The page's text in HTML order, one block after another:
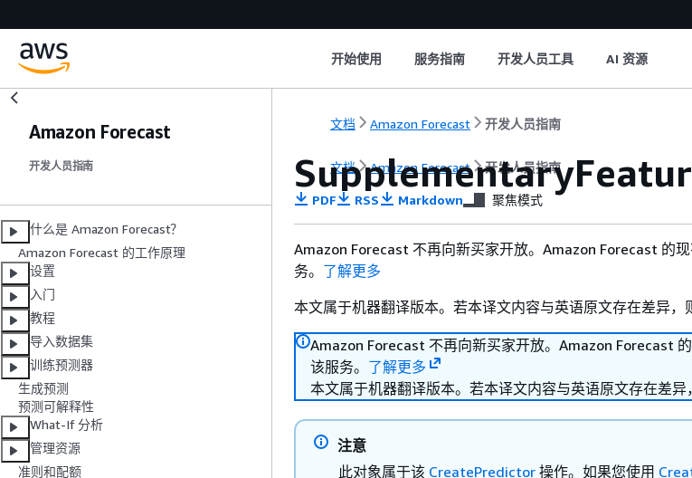
开始使用 服务指南 开发人员工具 AI 资源
Amazon Forecast
开发人员指南
什么是 Amazon Forecast？
Amazon Forecast 的工作原理
设置
入门
教程
导入数据集
训练预测器
生成预测
预测可解释性
What-If 分析
管理资源
准则和配额
文档 Amazon Forecast 开发人员指南
文档 Amazon Forecast 开发人员指南
PDF RSS Markdown 聚焦模式
Amazon Forecast 不再向新买家开放。Amazon Forecast 的
务。 了解更多
本文属于机器翻译版本。若本译文内容与英语原文存在差异，
Amazon Forecast 不再向新买家开放。Amazon Forecast
该服务。 了解更多
本文属于机器翻译版本。若本译文内容与英语原文存在差异
注意
此对象属于该 CreatePredictor 操作。如果您使用